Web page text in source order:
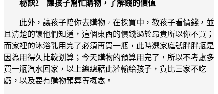
秘訣2 讓孩子幫忙購物，了解錢的價值
此外，讓孩子陪你去購物，在採買中，教孩子看價錢，並
且清楚的讓他們知道，這個東西的價錢過於昂貴所以你不買；
而家裡的沐浴乳用完了必須再買一瓶，此時選家庭號胖胖瓶是
因為用得久比較划算；今天購物的預算用完了，所以不考慮多
買一瓶汽水回家，以上總總藉此灌輸給孩子，貨比三家不吃
虧，以及要有購物預算等概念。